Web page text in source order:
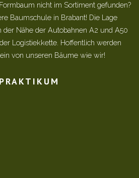
nicht im Sortiment gefunden?
Baumschule in Brabant! Die Lage
der Nähe der Autobahnen A2 und A50
Logistiekkette. Hoffentlich werden
von unseren Bäume wie wir!